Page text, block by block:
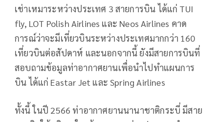
เช่าเหมาระหว่างประเทศ 3 สายการบิน ได้แก่ TUI
fly, LOT Polish Airlines และ Neos Airlines คาด
การณ์ว่าจะมีเที่ยวบินระหว่างประเทศมากกว่า 160
เที่ยวบินต่อสัปดาห์ และนอกจากนี้ ยังมีสายการบินที่
สอบถามข้อมูลท่าอากาศยานเพื่อนำไปทำแผนการ
บิน ได้แก่ Eastar Jet และ Spring Airlines
ทั้งนี้ ในปี 2566 ท่าอากาศยานนานาชาติกระบี่ มีสาย